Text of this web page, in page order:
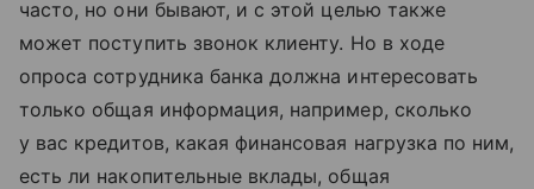
часто, но они бывают, и с этой целью также
может поступить звонок клиенту. Но в ходе
опроса сотрудника банка должна интересовать
только общая информация, например, сколько
у вас кредитов, какая финансовая нагрузка по ним,
есть ли накопительные вклады, общая